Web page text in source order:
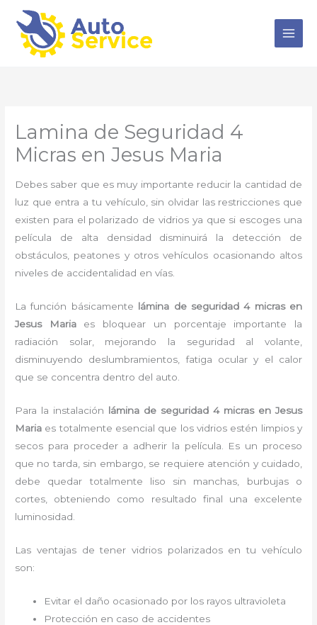
contenido
Lamina de Seguridad 4
Micras en Jesus Maria
Debes saber que es muy importante reducir la cantidad de
luz que entra a tu vehículo, sin olvidar las restricciones que
existen para el polarizado de vidrios ya que si escoges una
película de alta densidad disminuirá la detección de
obstáculos, peatones y otros vehículos ocasionando altos
niveles de accidentalidad en vías.
La función básicamente lámina de seguridad 4 micras en
Jesus Maria es bloquear un porcentaje importante la
radiación solar, mejorando la seguridad al volante,
disminuyendo deslumbramientos, fatiga ocular y el calor
que se concentra dentro del auto.
Para la instalación lámina de seguridad 4 micrasen Jesus
Maria es totalmente esencial que los vidrios estén limpios y
secos para proceder a adherir la película. Es un proceso
que no tarda, sin embargo, se requiere atención y cuidado,
debe quedar totalmente liso sin manchas, burbujas o
cortes, obteniendo como resultado final una excelente
luminosidad.
Las ventajas de tener vidrios polarizados en tu vehículo
son:
Evitar el daño ocasionado por los rayos ultravioleta
Protección en caso de accidentes